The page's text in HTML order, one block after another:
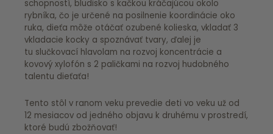
schopností, bludisko s kačkou kráčajúcou okolo
rybníka, čo je určené na posilnenie koordinácie oko
ruka, dieťa môže otáčať ozubené kolieska, vkladať 3
vkladacie kocky a spoznávať tvary, ďalej je
tu slučkovací hlavolam na rozvoj koncentrácie a
kovový xylofón s 2 paličkami na rozvoj hudobného
talentu dieťaťa!
Tento stôl v ranom veku prevedie deti vo veku už od
12 mesiacov od jedného objavu k druhému v prostredí,
ktoré budú zbožňovať!